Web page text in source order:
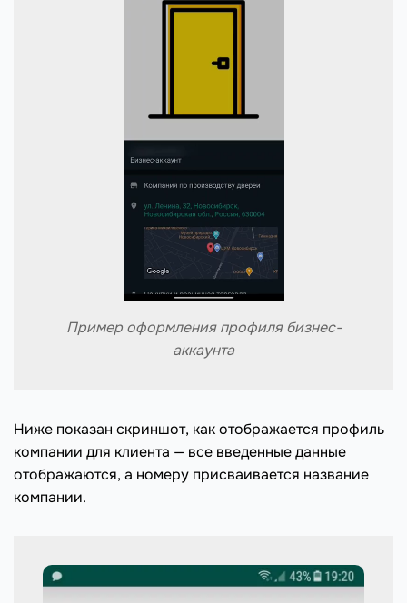
Пример оформления профиля бизнес-
аккаунта
Ниже показан скриншот, как отображается профиль
компании для клиента — все введенные данные
отображаются, а номеру присваивается название
компании.